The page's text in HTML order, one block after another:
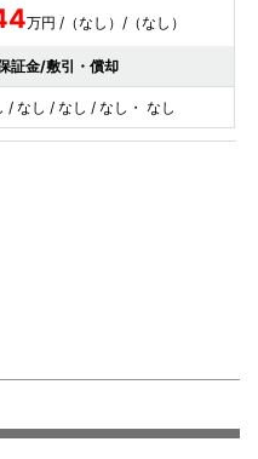
万円 /（なし）/（なし）
証金/敷引・償却
/ なし / なし / なし・ なし